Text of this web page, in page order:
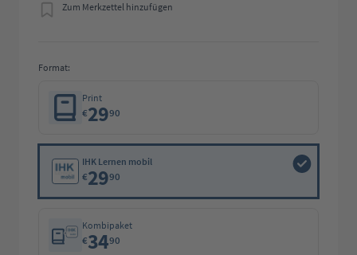
Zum Merkzettel hinzufügen
Format:
Print
€2990
IHK Lernen mobil
€2990
Kombipaket
€3490